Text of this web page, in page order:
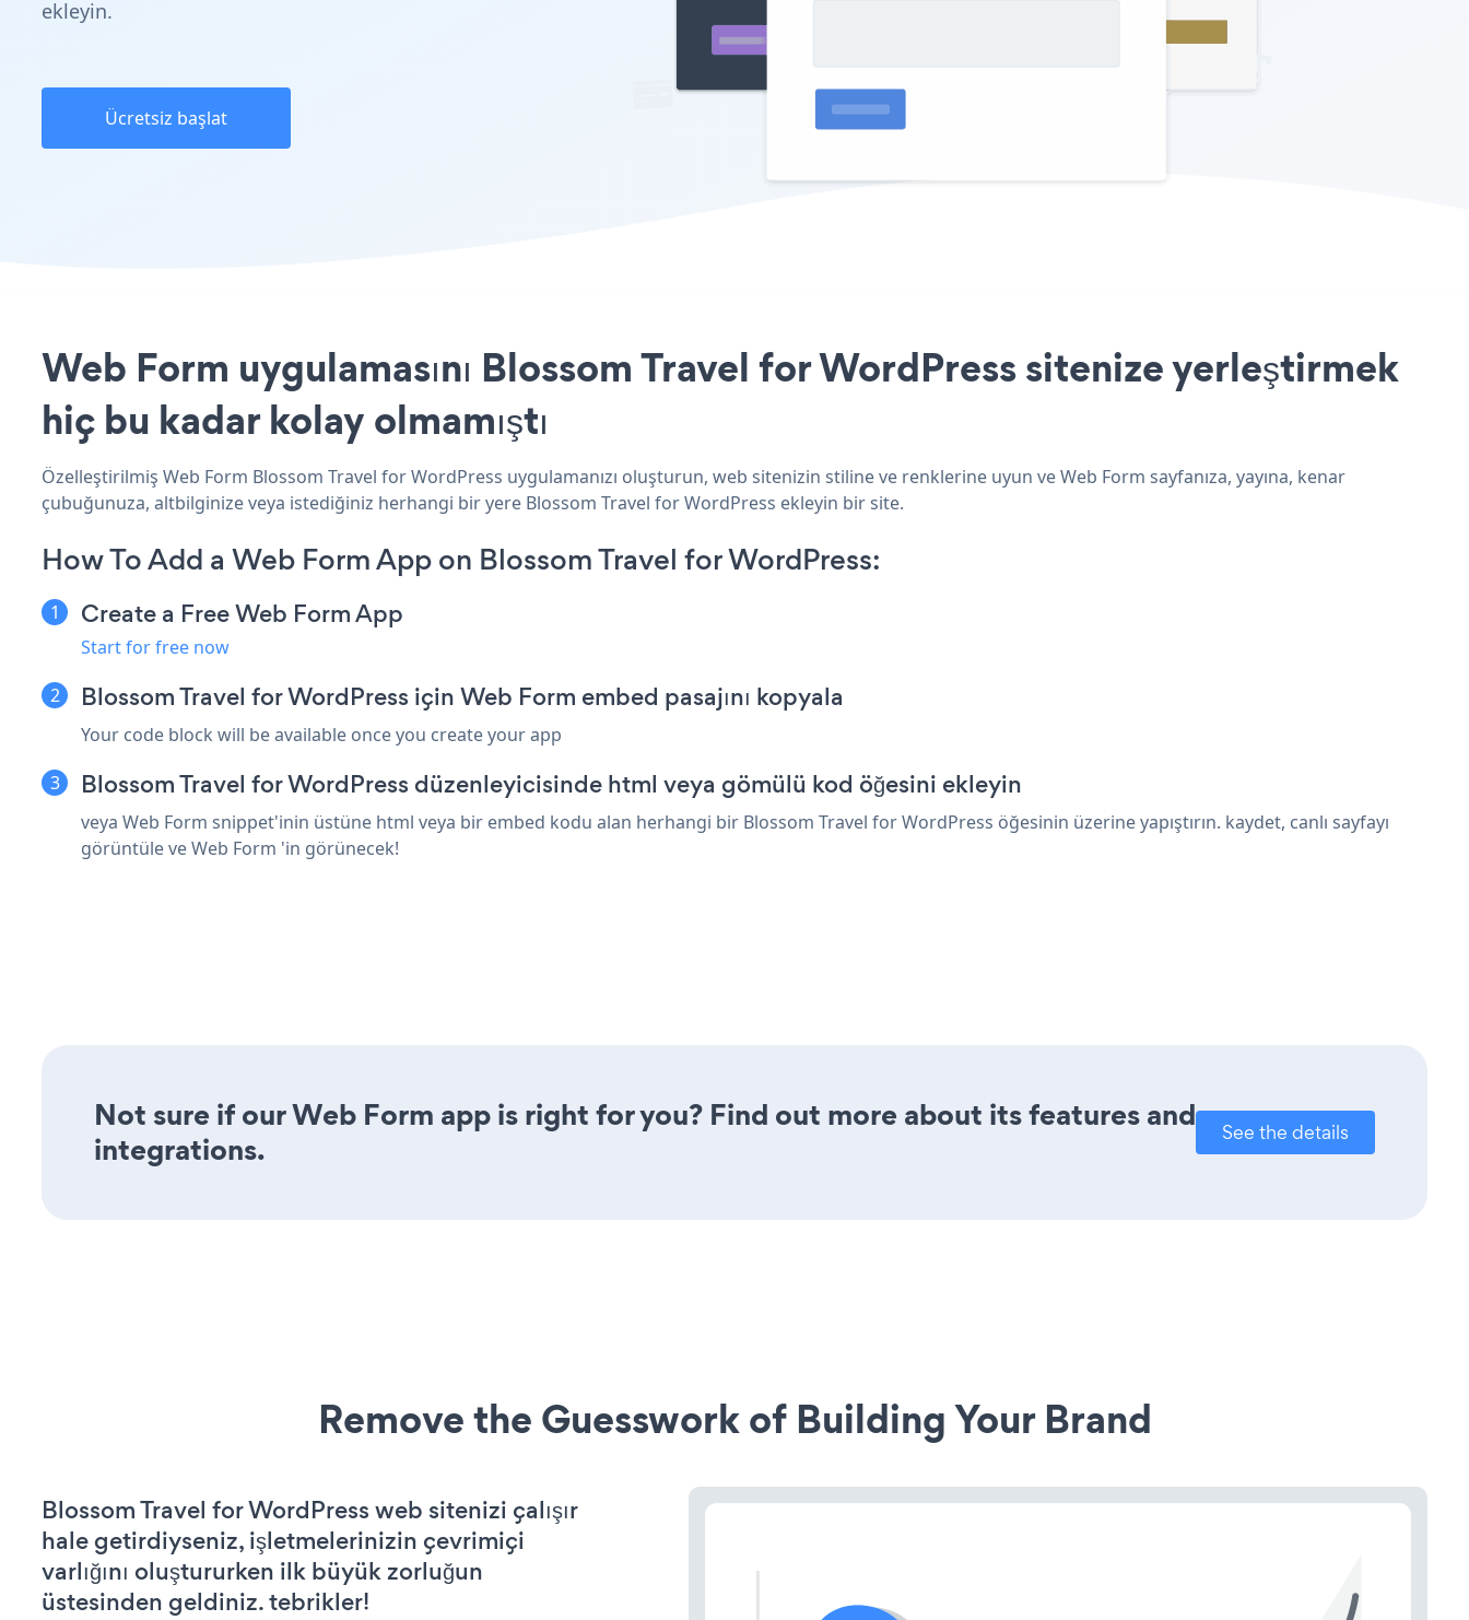
ekleyin.
Ücretsiz başlat
Web Form uygulamasını Blossom Travel for WordPress sitenize yerleştirmek
hiç bu kadar kolay olmamıştı
Özelleştirilmiş Web Form Blossom Travel for WordPress uygulamanızı oluşturun, web sitenizin stiline ve renklerine uyun ve Web Form sayfanıza, yayına, kenar
çubuğunuza, altbilginize veya istediğiniz herhangi bir yere Blossom Travel for WordPress ekleyin bir site.
How To Add a Web Form App on Blossom Travel for WordPress:
Create a Free Web Form App
Start for free now
Blossom Travel for WordPress için Web Form embed pasajını kopyala
Your code block will be available once you create your app
Blossom Travel for WordPress düzenleyicisinde html veya gömülü kod öğesini ekleyin
veya Web Form snippet'inin üstüne html veya bir embed kodu alan herhangi bir Blossom Travel for WordPress öğesinin üzerine yapıştırın. kaydet, canlı sayfayı
görüntüle ve Web Form 'in görünecek!
Not sure if our Web Form app is right for you? Find out more about its features and
integrations.
See the details
Remove the Guesswork of Building Your Brand
Blossom Travel for WordPress web sitenizi çalışır
hale getirdiyseniz, işletmelerinizin çevrimiçi
varlığını oluştururken ilk büyük zorluğun
üstesinden geldiniz. tebrikler!